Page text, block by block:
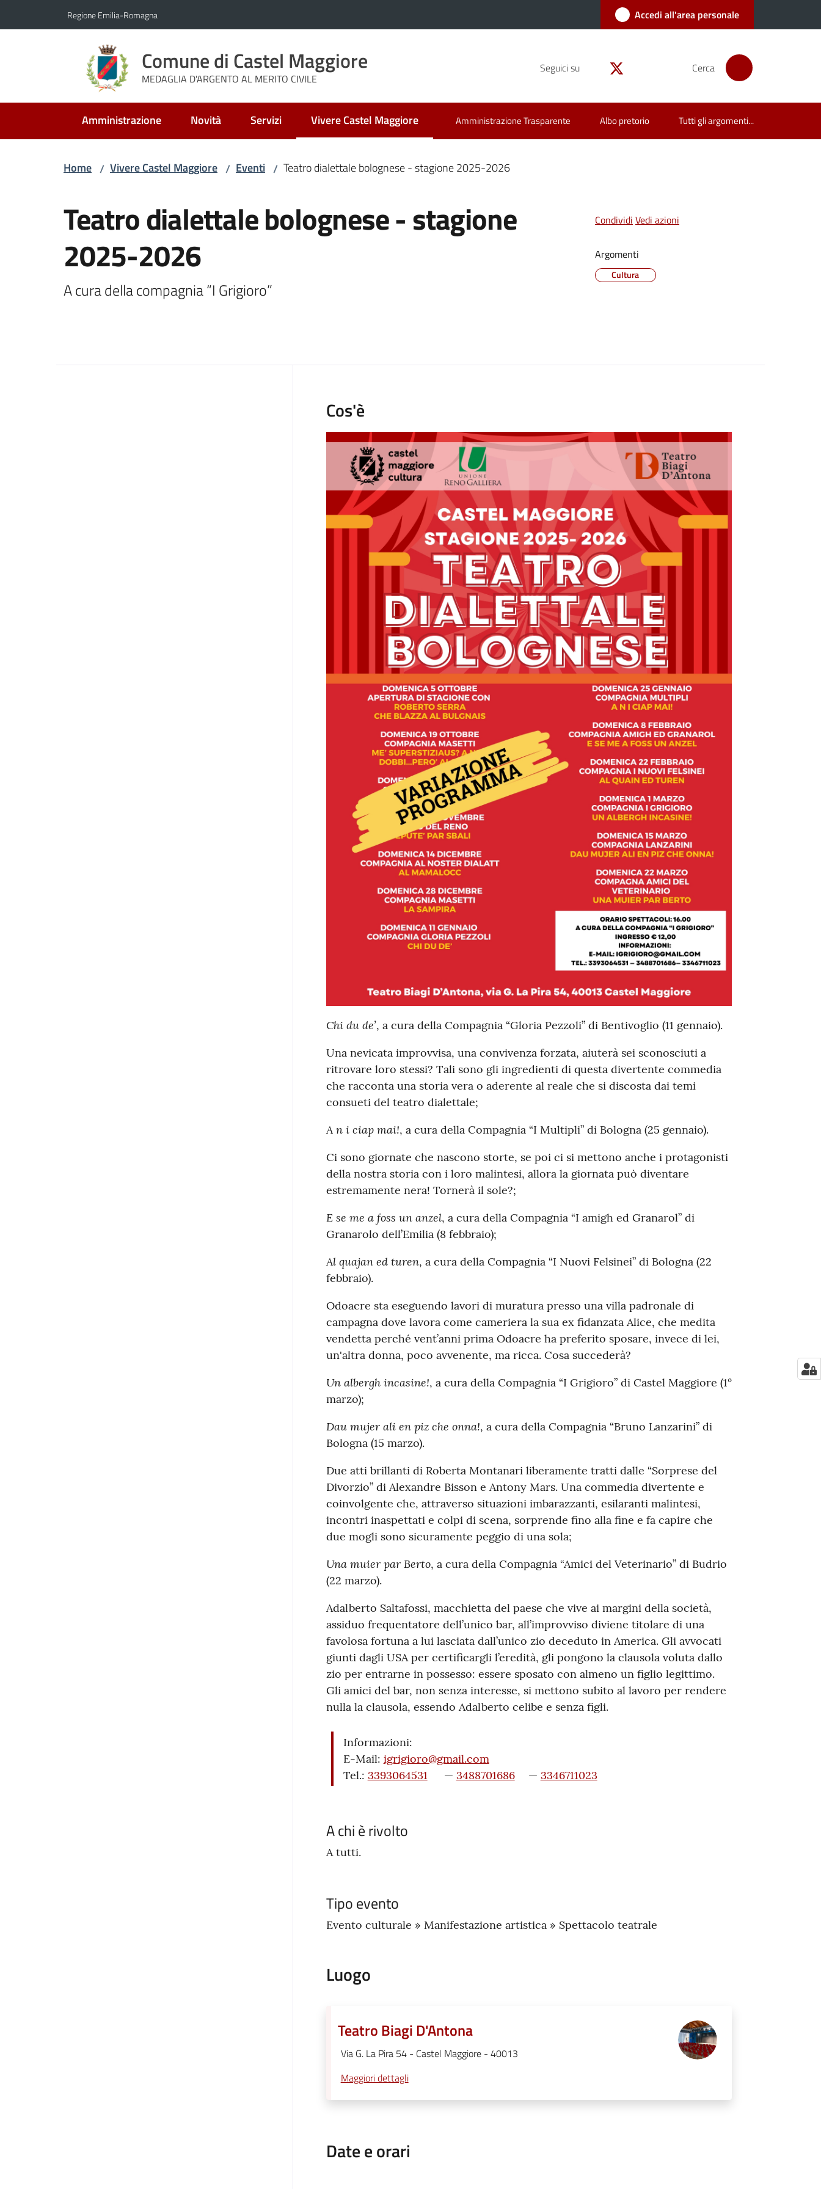
Regione Emilia-Romagna Accedi all'area personale
Comune di Castel Maggiore
MEDAGLIA D'ARGENTO AL MERITO CIVILE
Seguici su Cerca
Amministrazione Novità Servizi Vivere Castel Maggiore
Menu selezionato Amministrazione Trasparente Albo pretorio Tutti gli argomenti...
Home / Vivere Castel Maggiore / Eventi / Teatro dialettale bolognese - stagione 2025-2026
Teatro dialettale bolognese - stagione
2025-2026
A cura della compagnia “I Grigioro”
Condividi Vedi azioni
Argomenti
Cultura
Cos'è
Chi du de’, a cura della Compagnia “Gloria Pezzoli” di Bentivoglio (11 gennaio).
Una nevicata improvvisa, una convivenza forzata, aiuterà sei sconosciuti a
ritrovare loro stessi? Tali sono gli ingredienti di questa divertente commedia
che racconta una storia vera o aderente al reale che si discosta dai temi
consueti del teatro dialettale;
A n i ciap mai!, a cura della Compagnia “I Multipli” di Bologna (25 gennaio).
Ci sono giornate che nascono storte, se poi ci si mettono anche i protagonisti
della nostra storia con i loro malintesi, allora la giornata può diventare
estremamente nera! Tornerà il sole?;
E se me a foss un anzel, a cura della Compagnia “I amigh ed Granarol” di
Granarolo dell’Emilia (8 febbraio);
Al quajan ed turen, a cura della Compagnia “I Nuovi Felsinei” di Bologna (22
febbraio).
Odoacre sta eseguendo lavori di muratura presso una villa padronale di
campagna dove lavora come cameriera la sua ex fidanzata Alice, che medita
vendetta perché vent’anni prima Odoacre ha preferito sposare, invece di lei,
un'altra donna, poco avvenente, ma ricca. Cosa succederà?
Un albergh incasine!, a cura della Compagnia “I Grigioro” di Castel Maggiore (1°
marzo);
Dau mujer ali en piz che onna!, a cura della Compagnia “Bruno Lanzarini” di
Bologna (15 marzo).
Due atti brillanti di Roberta Montanari liberamente tratti dalle “Sorprese del
Divorzio” di Alexandre Bisson e Antony Mars. Una commedia divertente e
coinvolgente che, attraverso situazioni imbarazzanti, esilaranti malintesi,
incontri inaspettati e colpi di scena, sorprende fino alla fine e fa capire che
due mogli sono sicuramente peggio di una sola;
Una muier par Berto, a cura della Compagnia “Amici del Veterinario” di Budrio
(22 marzo).
Adalberto Saltafossi, macchietta del paese che vive ai margini della società,
assiduo frequentatore dell’unico bar, all’improvviso diviene titolare di una
favolosa fortuna a lui lasciata dall’unico zio deceduto in America. Gli avvocati
giunti dagli USA per certificargli l’eredità, gli pongono la clausola voluta dallo
zio per entrarne in possesso: essere sposato con almeno un figlio legittimo.
Gli amici del bar, non senza interesse, si mettono subito al lavoro per rendere
nulla la clausola, essendo Adalberto celibe e senza figli.
Informazioni:
E-Mail: igrigioro@gmail.com
Tel.: 3393064531 — 3488701686 — 3346711023
A chi è rivolto
A tutti.
Tipo evento
Evento culturale » Manifestazione artistica » Spettacolo teatrale
Luogo
Teatro Biagi D'Antona
Via G. La Pira 54 - Castel Maggiore - 40013
Maggiori dettagli
Date e orari